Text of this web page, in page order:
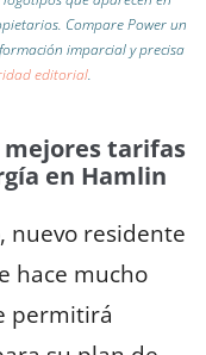
Compare Power un
imparcial y precisa
editorial.
mejores tarifas
en Hamlin
nuevo residente
hace mucho
permitirá